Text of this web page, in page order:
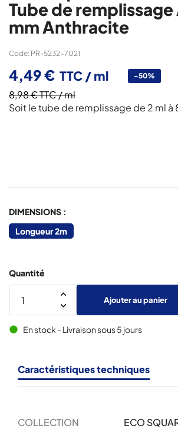
Tube de remplissage
mm Anthracite
Code: PR-5232-7021
4,49 € TTC / ml -50%
8,98 €TTC/ ml
Soit le tube de remplissage de 2 ml à
DIMENSIONS :
Longueur 2m
Quantité
Ajouter au panier
brightness_1 En stock - Livraison sous 5 jours
Caractéristiques techniques
COLLECTION ECO